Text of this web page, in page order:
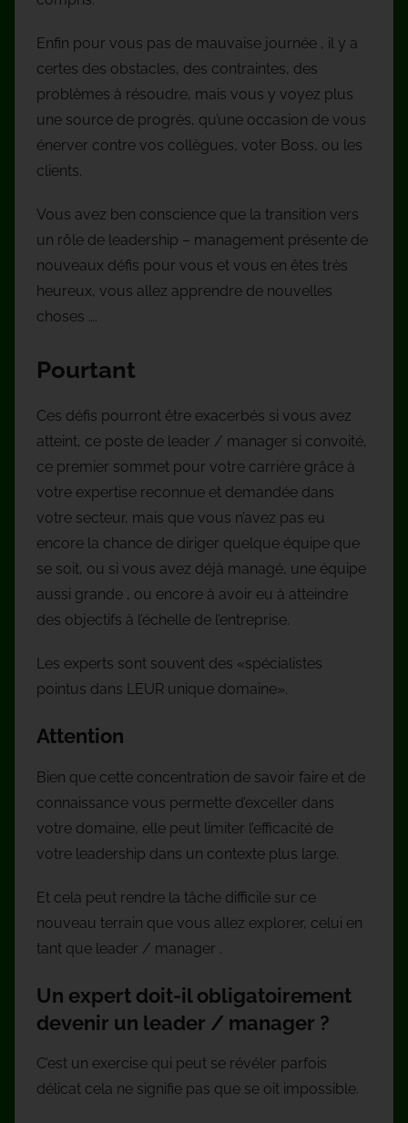
Enfin pour vous pas de mauvaise journée , il y a
certes des obstacles, des contraintes, des
problèmes à résoudre, mais vous y voyez plus
une source de progrès, qu’une occasion de vous
énerver contre vos collègues, voter Boss, ou les
clients.
Vous avez ben conscience que la transition vers
un rôle de leadership – management présente de
nouveaux défis pour vous et vous en êtes très
heureux, vous allez apprendre de nouvelles
choses ….
Pourtant
Ces défis pourront être exacerbés si vous avez
atteint, ce poste de leader / manager si convoité,
ce premier sommet pour votre carrière grâce à
votre expertise reconnue et demandée dans
votre secteur, mais que vous n’avez pas eu
encore la chance de diriger quelque équipe que
se soit, ou si vous avez déjà managé, une équipe
aussi grande , ou encore à avoir eu à atteindre
des objectifs à l’échelle de l’entreprise.
Les experts sont souvent des «spécialistes
pointus dans LEUR unique domaine».
Attention
Bien que cette concentration de savoir faire et de
connaissance vous permette d’exceller dans
votre domaine, elle peut limiter l’efficacité de
votre leadership dans un contexte plus large.
Et cela peut rendre la tâche difficile sur ce
nouveau terrain que vous allez explorer, celui en
tant que leader / manager .
Un expert doit-il obligatoirement
devenir un leader / manager ?
C’est un exercise qui peut se révéler parfois
délicat cela ne signifie pas que se oit impossible.